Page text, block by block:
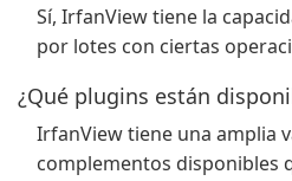
Sí, IrfanView tiene la
por lotes con ciertas
¿Qué plugins están
IrfanView tiene una amplia
complementos disponibles